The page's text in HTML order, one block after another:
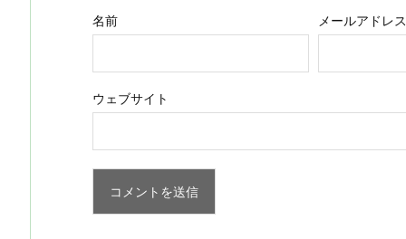
名前 メールアドレス
ウェブサイト